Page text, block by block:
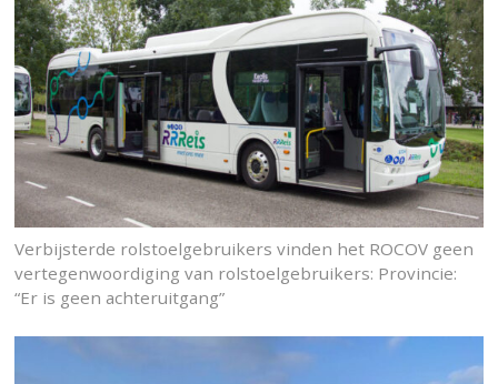
Verbijsterde rolstoelgebruikers vinden het ROCOV geen
vertegenwoordiging van rolstoelgebruikers: Provincie:
“Er is geen achteruitgang”